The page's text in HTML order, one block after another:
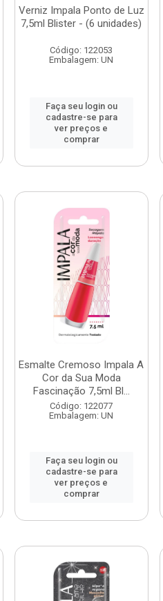
Verniz Impala Ponto de Luz
7,5ml Blister - (6 unidades)
Código: 122053
Embalagem: UN
Faça seu login ou
cadastre-se para
ver preços e
comprar
Esmalte Cremoso Impala A
Cor da Sua Moda
Fascinação 7,5ml Bl...
Código: 122077
Embalagem: UN
Faça seu login ou
cadastre-se para
ver preços e
comprar